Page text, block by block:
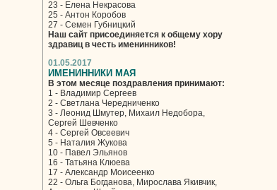
23 - Елена Некрасова
25 - Антон Коробов
27 - Семен Губницкий
Наш сайт присоединяется к общему хору
здравиц в честь именинников!
01.05.2017
ИМЕНИННИКИ МАЯ
В этом месяце поздравления принимают:
1 - Владимир Сергеев
2 - Светлана Чередниченко
3 - Леонид Шмутер, Михаил Недобора,
Сергей Шевченко
4 - Сергей Овсеевич
5 - Наталия Жукова
10 - Павел Эльянов
16 - Татьяна Клюева
17 - Александр Моисеенко
22 - Ольга Богданова, Мирослава Якивчик,